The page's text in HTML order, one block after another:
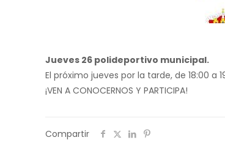
Jueves 26 polideportivo municipal.
El próximo jueves por la tarde, de 18:00
¡VEN A CONOCERNOS Y PARTICIPA!
Compartir